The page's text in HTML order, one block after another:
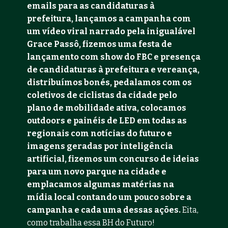
emails para as candidaturas à
prefeitura, lançamos a campanha com
um vídeo viral narrado pela inigualável
Grace Passô, fizemos uma festa de
lançamento com show do FBC e presença
de candidaturas à prefeitura e vereança,
distribuímos bonés, pedalamos com os
coletivos de ciclistas da cidade pelo
plano de mobilidade ativa, colocamos
outdoors e painéis de LED em todas as
regionais com notícias do futuro e
imagens geradas por inteligência
artificial, fizemos um concurso de ideias
para um novo parque na cidade e
emplacamos algumas matérias na
mídia local contando um pouco sobre a
campanha e cada uma dessas ações. Eita,
como trabalha essa BH do Futuro!